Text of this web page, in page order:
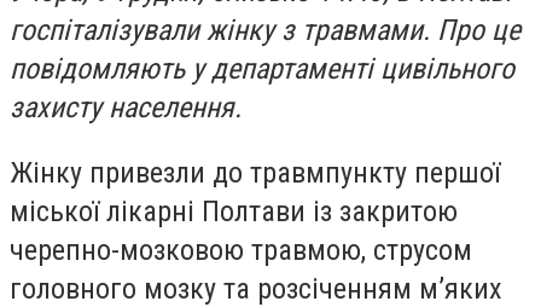
госпіталізували жінку з травмами. Про це
повідомляють у департаменті цивільного
захисту населення.
Жінку привезли до травмпункту першої
міської лікарні Полтави із закритою
черепно-мозковою травмою, струсом
головного мозку та розсіченням м’яких